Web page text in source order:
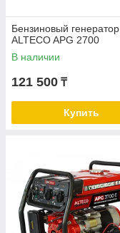
Бензиновый генератор
ALTECO APG 2700
В наличии
121 500 ₸
Купить